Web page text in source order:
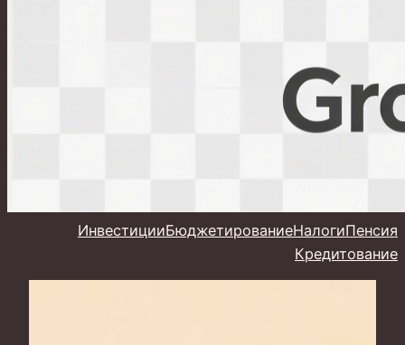
ИнвестицииБюджетированиеНалогиПенсия
Кредитование